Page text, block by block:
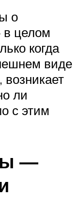
о
целом
когда
виде
ли
с этим
—